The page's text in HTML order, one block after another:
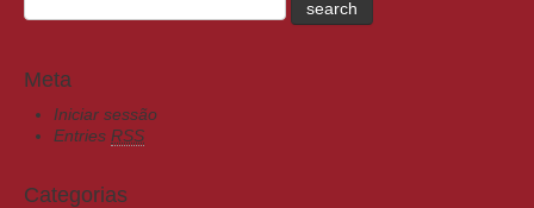
Meta
Iniciar sessão
Entries RSS
Categorias